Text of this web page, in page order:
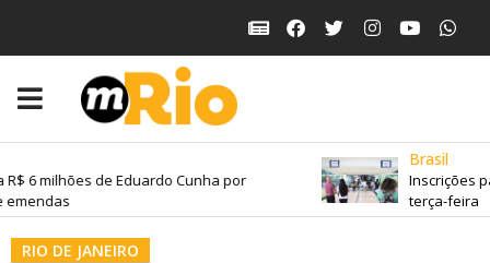
6 milhões de Eduardo Cunha por
Brasil
Inscrições
terça-feira
RIO DE JANEIRO